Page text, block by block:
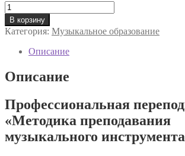
Количество
товара
Профессиональная
переподготовка
«Методика
преподавания
музыкального
инструмента»
В корзину
Категория: Музыкальное образование
Описание
Описание
Профессиональная
«Методика преподавания
музыкального